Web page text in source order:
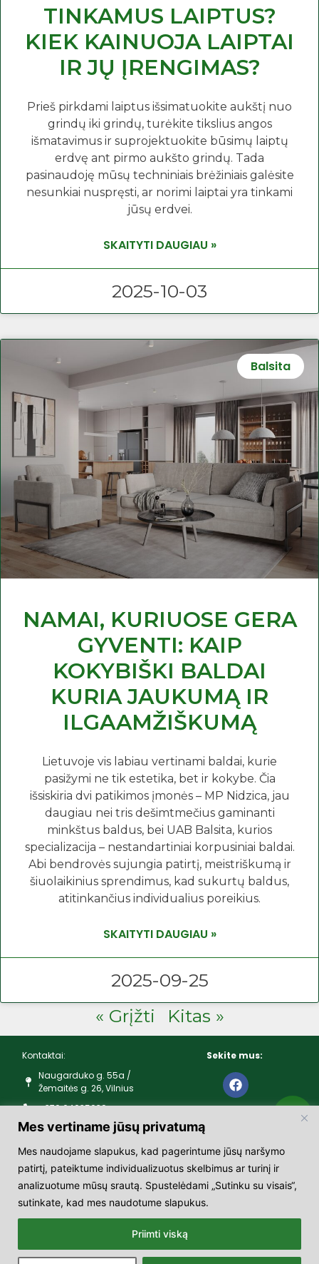
Mes vertiname jūsų privatumą
Mes naudojame slapukus, kad pagerintume jūsų naršymo
patirtį, pateiktume individualizuotus skelbimus ar turinį ir
analizuotume mūsų srautą. Spustelėdami „Sutinku su visais“,
sutinkate, kad mes naudotume slapukus.
Priimti viską
TINKAMUS LAIPTUS?
KIEK KAINUOJA LAIPTAI
IR JŲ ĮRENGIMAS?
Prieš pirkdami laiptus išsimatuokite aukštį nuo
grindų iki grindų, turėkite tikslius angos
išmatavimus ir suprojektuokite būsimų laiptų
erdvę ant pirmo aukšto grindų. Tada
pasinaudoję mūsų techniniais brėžiniais galėsite
nesunkiai nuspręsti, ar norimi laiptai yra tinkami
jūsų erdvei.
SKAITYTI DAUGIAU »
2025-10-03
Balsita
NAMAI, KURIUOSE GERA
GYVENTI: KAIP
KOKYBIŠKI BALDAI
KURIA JAUKUMĄ IR
ILGAAMŽIŠKUMĄ
Lietuvoje vis labiau vertinami baldai, kurie
pasižymi ne tik estetika, bet ir kokybe. Čia
išsiskiria dvi patikimos įmonės – MP Nidzica, jau
daugiau nei tris dešimtmečius gaminanti
minkštus baldus, bei UAB Balsita, kurios
specializacija – nestandartiniai korpusiniai baldai.
Abi bendrovės sujungia patirtį, meistriškumą ir
šiuolaikinius sprendimus, kad sukurtų baldus,
atitinkančius individualius poreikius.
SKAITYTI DAUGIAU »
2025-09-25
« Grįžti
Kitas »
Kontaktai:
Naugarduko g. 55a /
Žemaitės g. 26, Vilnius
+370 64035039
Darbo laikas:
I – V 10:00 – 19:00
VI – 10:00 – 16:00
VII – nedirba
LR oficialiai patvirtintomis švenčių dienomis nedirbame
Sekite mus:
saugomos